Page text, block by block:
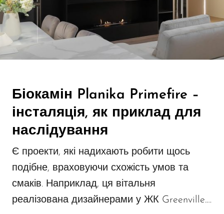
Біокамін Planika Primefire –
інсталяція, як приклад для
наслідування
Є проекти, які надихають робити щось
подібне, враховуючи схожість умов та
смаків. Наприклад, ця вітальня
реалізована дизайнерами у ЖК Greenville.…